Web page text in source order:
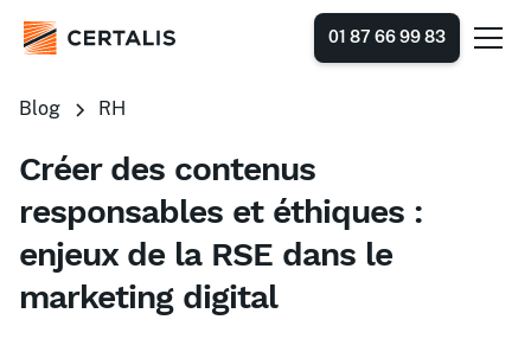
01 87 66 99 83
Blog RH
Créer des contenus
responsables et éthiques :
enjeux de la RSE dans le
marketing digital